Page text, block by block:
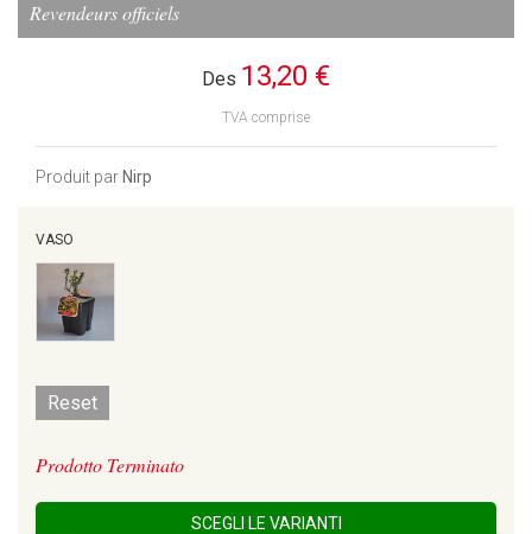
Revendeurs officiels
Des 13,20 €
TVA comprise
Produit par Nirp
VASO
Reset
Prodotto Terminato
SCEGLI LE VARIANTI